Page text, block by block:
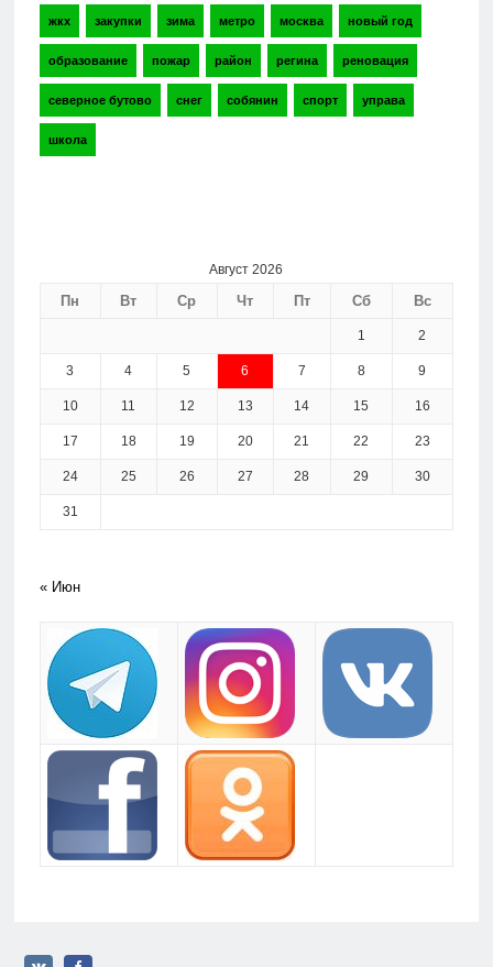
жкх закупки зима метро москва новый год
образование пожар район регина реновация
северное бутово снег собянин спорт управа
школа
Август 2026
Пн Вт Ср Чт Пт Сб Вс
1 2
3 4 5 6 7 8 9
10 11 12 13 14 15 16
17 18 19 20 21 22 23
24 25 26 27 28 29 30
31
« Июн